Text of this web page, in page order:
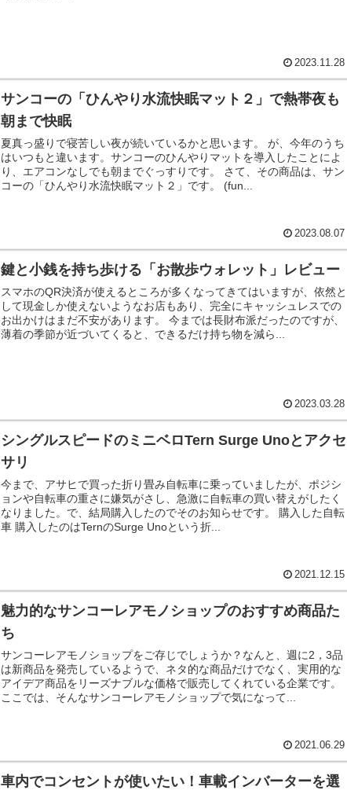
2023.11.28
サンコーの「ひんやり水流快眠マット２」で熱帯夜も
朝まで快眠
夏真っ盛りで寝苦しい夜が続いているかと思います。 が、今年のうち
はいつもと違います。サンコーのひんやりマットを導入したことによ
り、エアコンなしでも朝までぐっすりです。 さて、その商品は、サン
コーの「ひんやり水流快眠マット２」です。 (fun...
2023.08.07
鍵と小銭を持ち歩ける「お散歩ウォレット」レビュー
スマホのQR決済が使えるところが多くなってきてはいますが、依然と
して現金しか使えないようなお店もあり、完全にキャッシュレスでの
お出かけはまだ不安があります。 今までは長財布派だったのですが、
薄着の季節が近づいてくると、できるだけ持ち物を減ら...
2023.03.28
シングルスピードのミニベロTern Surge Unoとアクセ
サリ
今まで、アサヒで買った折り畳み自転車に乗っていましたが、ポジシ
ョンや自転車の重さに嫌気がさし、急激に自転車の買い替えがしたく
なりました。で、結局購入したのでそのお知らせです。 購入した自転
車 購入したのはTernのSurge Unoという折...
2021.12.15
魅力的なサンコーレアモノショップのおすすめ商品た
ち
サンコーレアモノショップをご存じでしょうか？なんと、週に2，3品
は新商品を発売しているようで、ネタ的な商品だけでなく、実用的な
アイデア商品をリーズナブルな価格で販売してくれている企業です。
ここでは、そんなサンコーレアモノショップで気になって...
2021.06.29
車内でコンセントが使いたい！車載インバーターを選